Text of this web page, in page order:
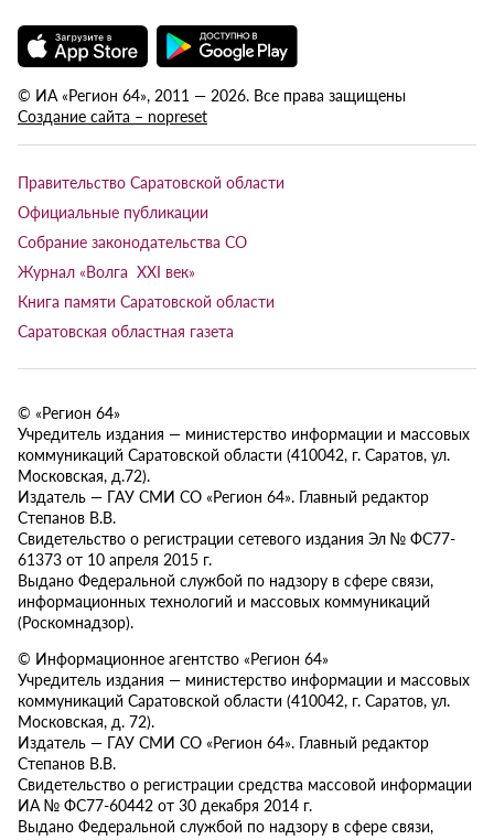
© ИА «Регион 64», 2011 — 2026. Все права защищены
Создание сайта – nopreset
Правительство Саратовской области
Официальные публикации
Собрание законодательства СО
Журнал «Волга XXI век»
Книга памяти Саратовской области
Саратовская областная газета
© «Регион 64»
Учредитель издания — министерство информации и массовых
коммуникаций Саратовской области (410042, г. Саратов, ул.
Московская, д.72).
Издатель — ГАУ СМИ СО «Регион 64». Главный редактор
Степанов В.В.
Свидетельство о регистрации сетевого издания Эл № ФС77-
61373 от 10 апреля 2015 г.
Выдано Федеральной службой по надзору в сфере связи,
информационных технологий и массовых коммуникаций
(Роскомнадзор).
© Информационное агентство «Регион 64»
Учредитель издания — министерство информации и массовых
коммуникаций Саратовской области (410042, г. Саратов, ул.
Московская, д. 72).
Издатель — ГАУ СМИ СО «Регион 64». Главный редактор
Степанов В.В.
Свидетельство о регистрации средства массовой информации
ИА № ФС77-60442 от 30 декабря 2014 г.
Выдано Федеральной службой по надзору в сфере связи,